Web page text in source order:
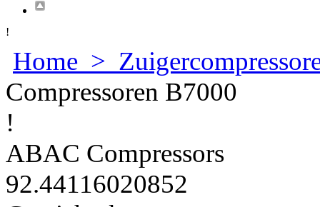
!
Home >
Compressoren B7000
!
ABAC Compressors
92.44116020852